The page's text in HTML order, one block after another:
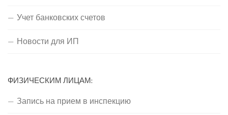
Учет банковских счетов
Новости для ИП
ФИЗИЧЕСКИМ ЛИЦАМ:
Запись на прием в инспекцию